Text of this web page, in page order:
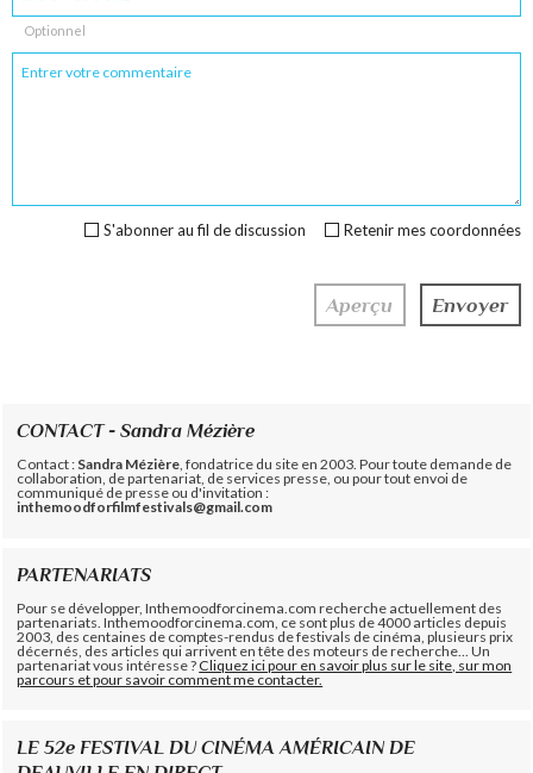
Optionnel
Retenir mes coordonnées
S'abonner au fil de discussion
CONTACT - Sandra Mézière
Contact : Sandra Mézière , fondatrice du site en 2003. Pour toute demande de
collaboration, de partenariat, de services presse, ou pour tout envoi de
communiqué de presse ou d'invitation :
inthemoodforfilmfestivals@gmail.com
PARTENARIATS
Pour se développer, Inthemoodforcinema.com recherche actuellement des
partenariats. Inthemoodforcinema.com, ce sont plus de 4000 articles depuis
2003, des centaines de comptes-rendus de festivals de cinéma, plusieurs prix
décernés, des articles qui arrivent en tête des moteurs de recherche... Un
partenariat vous intéresse ?Cliquez ici pour en savoir plus sur le site, sur mon
parcours et pour savoir comment me contacter.
LE 52e FESTIVAL DU CINÉMA AMÉRICAIN DE